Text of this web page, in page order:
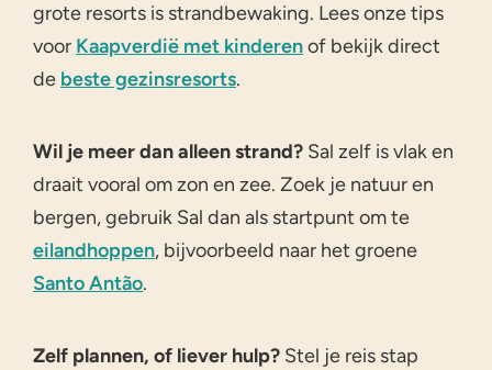
grote resorts is strandbewaking. Lees onze tips
voor Kaapverdië met kinderenof bekijk direct
de beste gezinsresorts.
Wil je meer dan alleen strand? Sal zelf is vlak en
draait vooral om zon en zee. Zoek je natuur en
bergen, gebruik Sal dan als startpunt om te
eilandhoppen, bijvoorbeeld naar het groene
Santo Antão.
Zelf plannen, of liever hulp? Stel je reis stap